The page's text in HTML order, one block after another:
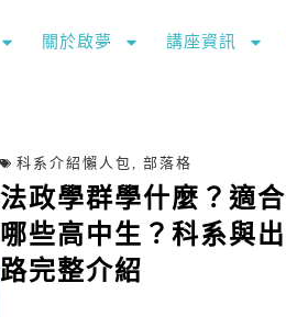
關於啟夢 講座資訊
科系介紹懶人包,部落格
法政學群學什麼？適合
哪些高中生？科系與出
路完整介紹